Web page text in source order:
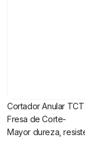
Cortador Anular
Fresa de Corte-
Mayor dureza,